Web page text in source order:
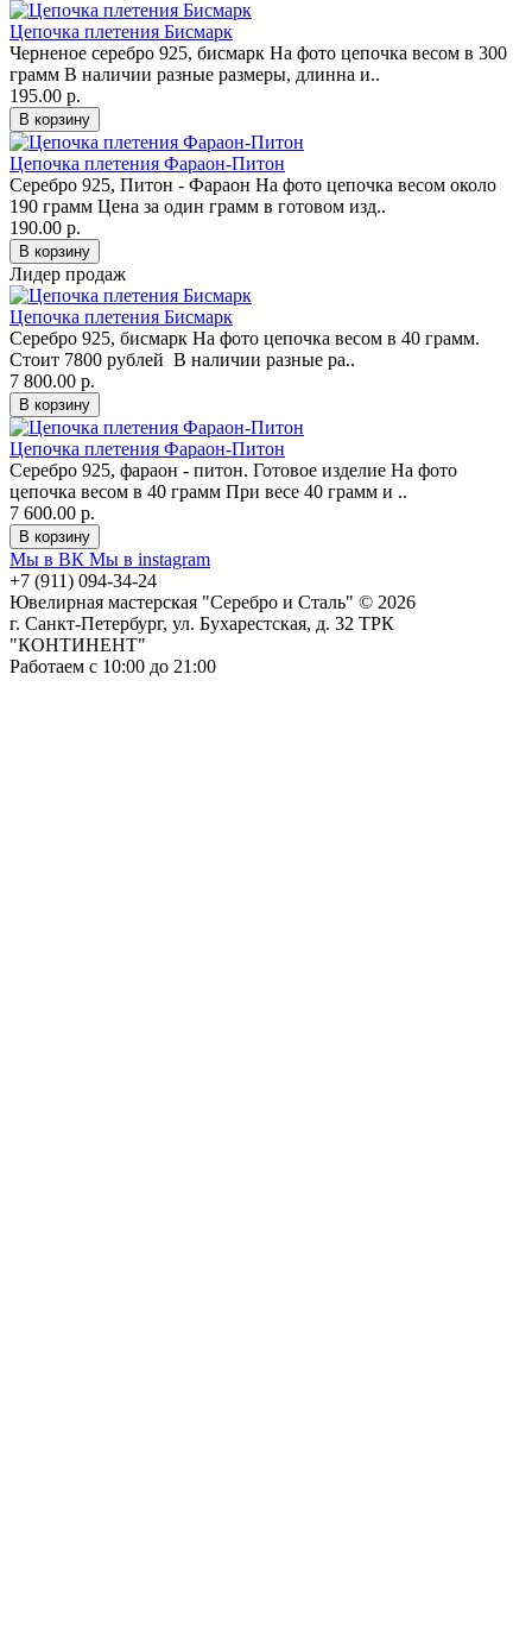
Цепочка плетения Бисмарк
Черненое серебро 925, бисмарк На фото цепочка весом в 300
грамм В наличии разные размеры, длинна и..
195.00 р.
Цепочка плетения Фараон-Питон
Серебро 925, Питон - Фараон На фото цепочка весом около
190 грамм Цена за один грамм в готовом изд..
190.00 р.
Лидер продаж
Цепочка плетения Бисмарк
Серебро 925, бисмарк На фото цепочка весом в 40 грамм.
Стоит 7800 рублей В наличии разные ра..
7 800.00 р.
Цепочка плетения Фараон-Питон
Серебро 925, фараон - питон. Готовое изделие На фото
цепочка весом в 40 грамм При весе 40 грамм и ..
7 600.00 р.
Мы в ВК Мы в instagram
+7 (911) 094-34-24
Ювелирная мастерская "Серебро и Сталь" © 2026
г. Санкт-Петербург, ул. Бухарестская, д. 32 ТРК
"КОНТИНЕНТ"
Работаем с 10:00 до 21:00